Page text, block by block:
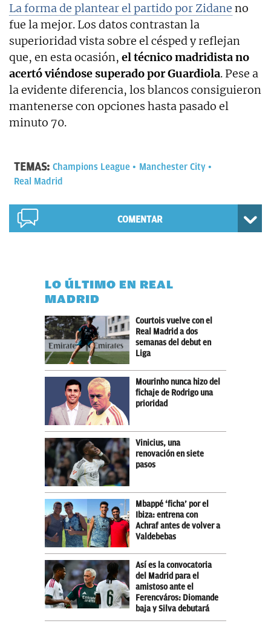
La forma de plantear el partido por Zidane no
fue la mejor. Los datos contrastan la
superioridad vista sobre el césped y reflejan
que, en esta ocasión, el técnico madridista no
acertó viéndose superado por Guardiola. Pese a
la evidente diferencia, los blancos consiguieron
mantenerse con opciones hasta pasado el
minuto 70.
TEMAS: Champions League
Manchester City
Real Madrid
COMENTAR
LO ÚLTIMO EN REAL
MADRID
Courtois vuelve con el
Real Madrid a dos
semanas del debut en
Liga
Mourinho nunca hizo del
fichaje de Rodrigo una
prioridad
Vinicius, una
renovación en siete
pasos
Mbappé ‘ficha’ por el
Ibiza: entrena con
Achraf antes de volver a
Valdebebas
Así es la convocatoria
del Madrid para el
amistoso ante el
Ferencváros: Diomande
baja y Silva debutará